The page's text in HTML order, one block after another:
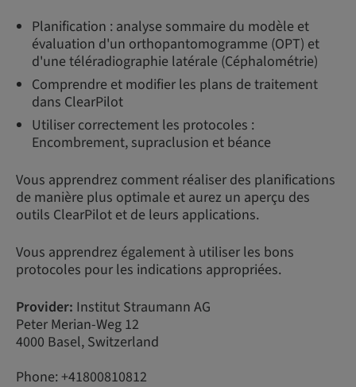
Planification : analyse sommaire du modèle et
évaluation d'un orthopantomogramme (OPT) et
d'une téléradiographie latérale (Céphalométrie)
Comprendre et modifier les plans de traitement
dans ClearPilot
Utiliser correctement les protocoles :
Encombrement, supraclusion et béance
Vous apprendrez comment réaliser des planifications
de manière plus optimale et aurez un aperçu des
outils ClearPilot et de leurs applications.
Vous apprendrez également à utiliser les bons
protocoles pour les indications appropriées.
Provider: Institut Straumann AG
Peter Merian-Weg 12
4000 Basel, Switzerland
Phone: +41800810812